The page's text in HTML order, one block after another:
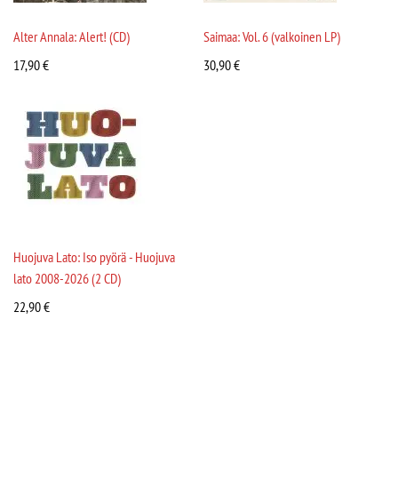
Alter Annala: Alert! (CD)
17,90€
Saimaa: Vol. 6 (valkoinen LP)
30,90€
Huojuva Lato: Iso pyörä - Huojuva
lato 2008-2026 (2 CD)
22,90€